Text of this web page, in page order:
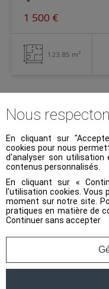
1 500 €
123.85 m²
Local
Nous
En cliquant sur
cookies pour nous
d'analyser son utilisation
contenus personnalisés.
En cliquant sur «
l'utilisation cookies. Vous
moment sur notre site.
pratiques en matière de
Continuer sans accepter